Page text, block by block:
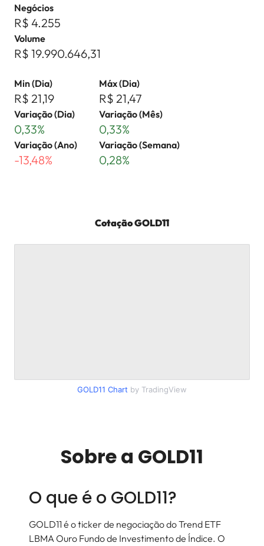
Negócios
R$ 4.255
Volume
R$ 19.990.646,31
Min (Dia)
R$ 21,19
Máx (Dia)
R$ 21,47
Variação (Dia)
0,33%
Variação (Mês)
0,33%
Variação (Ano)
-13,48%
Variação (Semana)
0,28%
CotaçãoGOLD11
GOLD11 Chart by TradingView
Sobre a GOLD11
O que é o GOLD11?
GOLD11 é o ticker de negociação do Trend ETF
LBMA Ouro Fundo de Investimento de Índice. O